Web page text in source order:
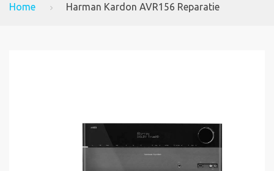
Home Harman Kardon AVR156 Reparatie